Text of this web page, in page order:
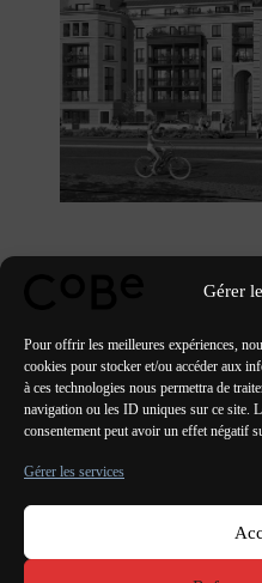
Gérer
Pour offrir les meilleures expériences,
cookies pour stocker et/ou accéder aux
à ces technologies nous permettra de
navigation ou les ID uniques sur ce site.
consentement peut avoir un effet négatif
Gérer les services
LES
Lorient